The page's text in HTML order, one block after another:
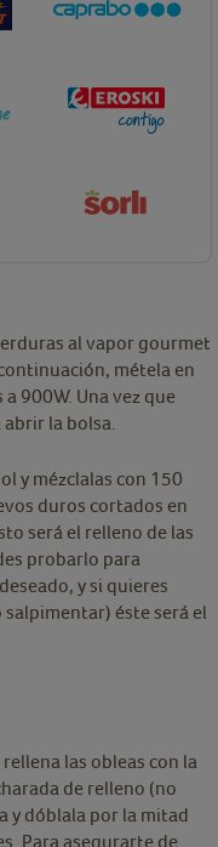
al vapor gourmet
métela en
900W. Una vez que
la bolsa.
y mézclalas con 150
duros cortados en
será el relleno de las
probarlo para
y si quieres
éste será el
las obleas con la
de relleno (no
y dóblala por la mitad
Para asegurarte de